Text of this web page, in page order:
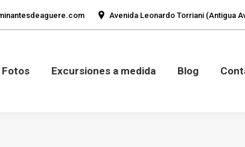
Avenida Leonardo Torriani (Antigua
Fotos Excursiones a medida Blog